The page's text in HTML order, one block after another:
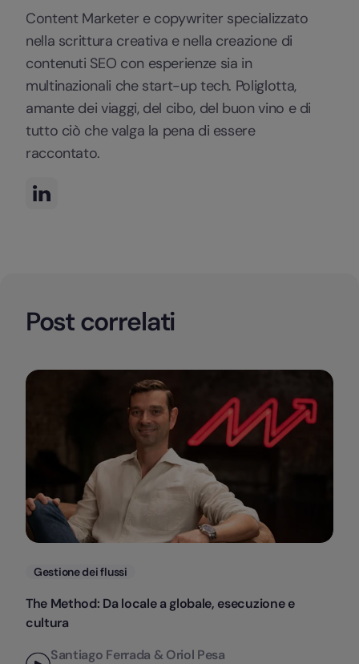
Content Marketer e copywriter specializzato
nella scrittura creativa e nella creazione di
contenuti SEO con esperienze sia in
multinazionali che start-up tech. Poliglotta,
amante dei viaggi, del cibo, del buon vino e di
tutto ciò che valga la pena di essere
raccontato.
Post correlati
Categorie
Gestione dei flussi
The Method: Da locale a globale, esecuzione e
cultura
Santiago Ferrada & Oriol Pesa